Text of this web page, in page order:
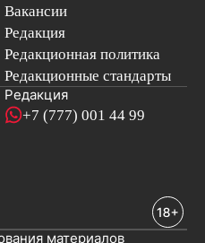
Вакансии
Редакция
Редакционная политика
Редакционные стандарты
Редакция
+7 (777) 001 44 99
материалов